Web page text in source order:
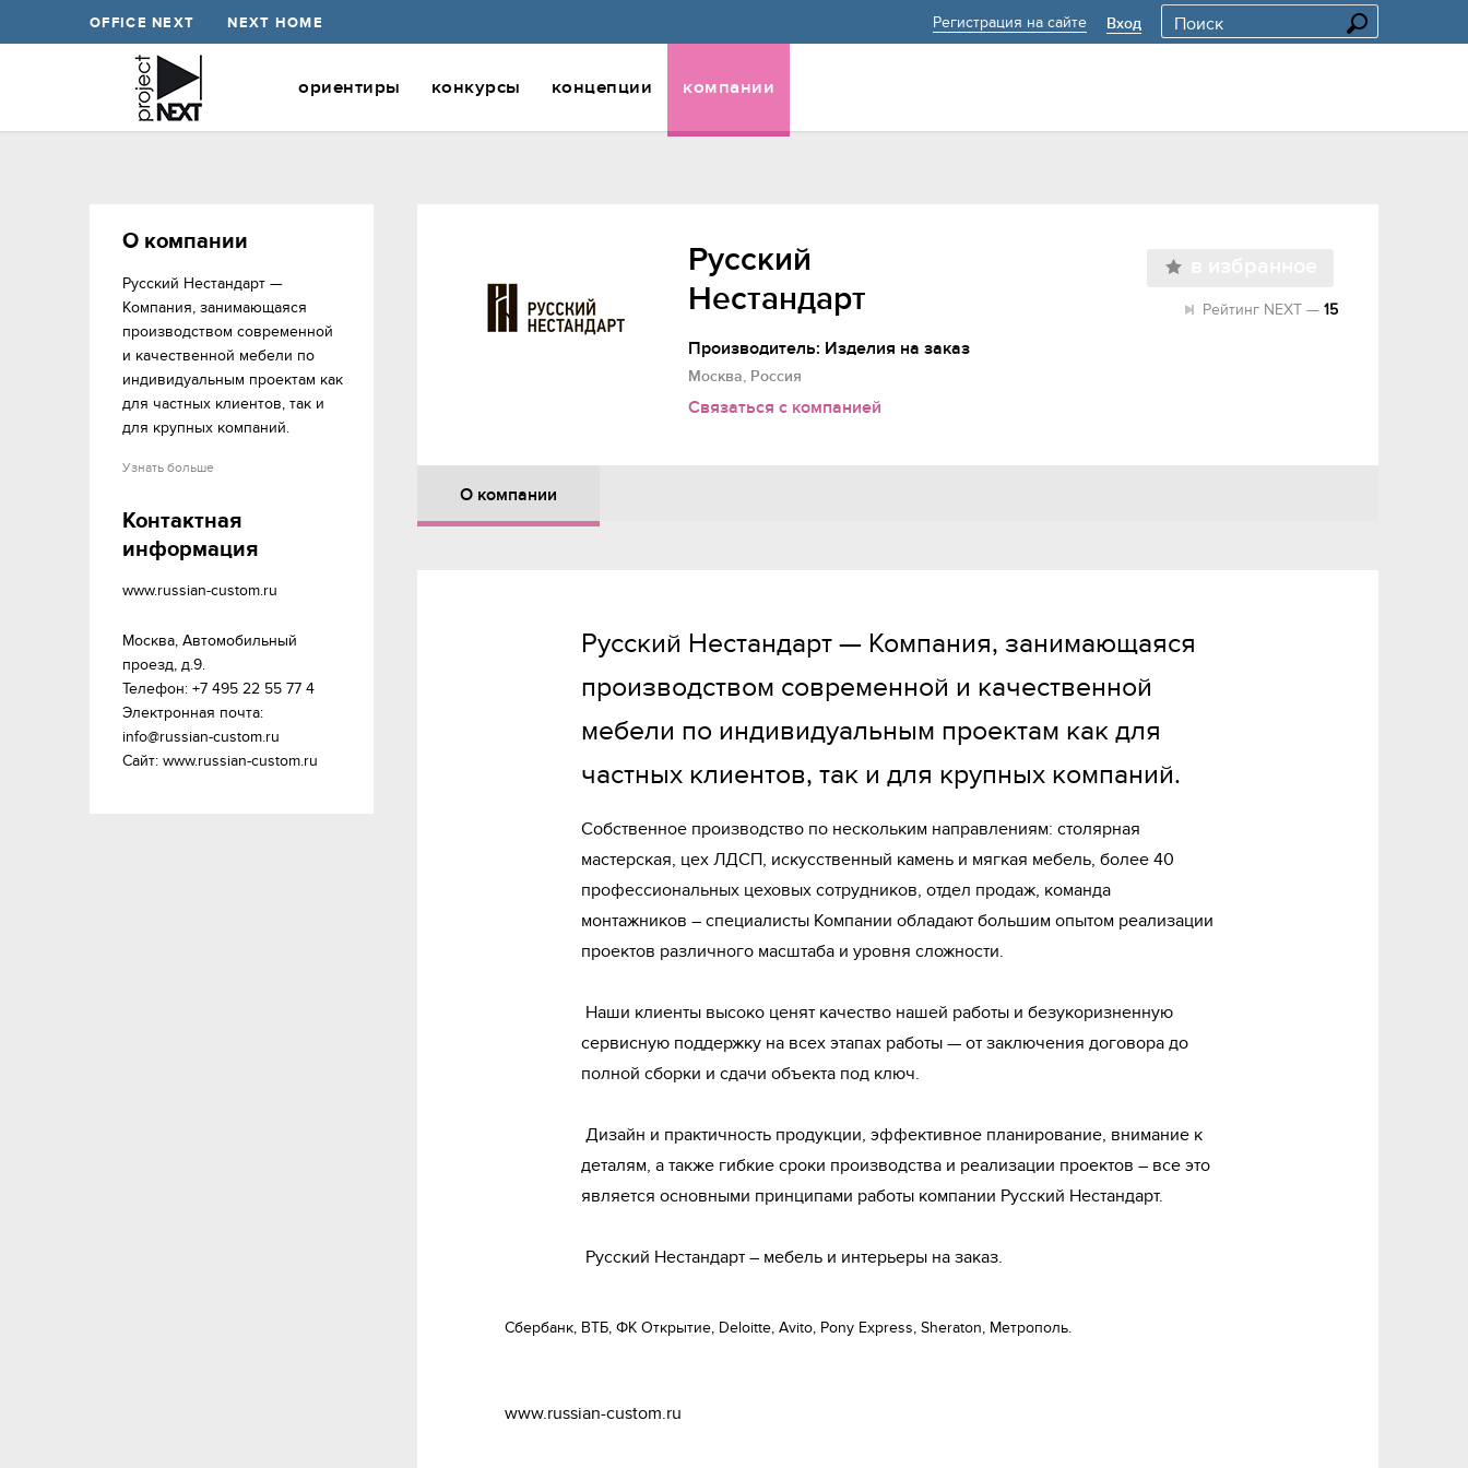
OFFICE NEXT NEXT HOME Регистрация на сайте Вход
ориентиры конкурсы концепции компании
О компании
Русский Нестандарт —
Компания, занимающаяся
производством современной
и качественной мебели по
индивидуальным проектам как
для частных клиентов, так и
для крупных компаний.
Узнать больше
Контактная
информация
www.russian-custom.ru
Москва, Автомобильный
проезд, д.9.
Телефон: +7 495 22 55 77 4
Электронная почта:
info@russian-custom.ru
Русский
Нестандарт
Производитель: Изделия на заказ
Москва, Россия
Связаться с компанией
Рейтинг NEXT — 15
О компании
Русский Нестандарт — Компания, занимающаяся
производством современной и качественной
мебели по индивидуальным проектам как для
частных клиентов, так и для крупных компаний.
Собственное производство по нескольким направлениям: столярная
мастерская, цех ЛДСП, искусственный камень и мягкая мебель, более 40
профессиональных цеховых сотрудников, отдел продаж, команда
монтажников – специалисты Компании обладают большим опытом реализации
проектов различного масштаба и уровня сложности.
сервисную поддержку на всех этапах работы — от заключения договора до
полной сборки и сдачи объекта под ключ.
деталям, а также гибкие сроки производства и реализации проектов – все это
является основными принципами работы компании Русский Нестандарт.
Русский Нестандарт – мебель и интерьеры на заказ.
Сбербанк, ВТБ, ФК Открытие, Deloitte, Avito, Pony Express, Sheraton, Метрополь.
www.russian-custom.ru